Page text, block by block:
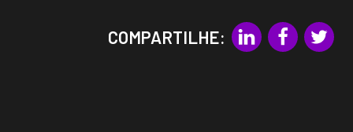
COMPARTILHE: